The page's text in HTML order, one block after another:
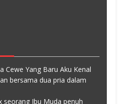
Cewe Yang Baru Aku Kenal
bersama dua pria dalam
seorang Ibu Muda penuh